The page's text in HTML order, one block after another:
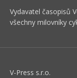
Vydavatel časopisů
všechny milovníky
V-Press s.r.o.